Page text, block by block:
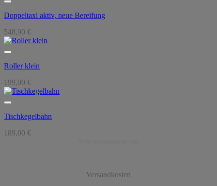
Doppeltaxi aktiv, neue Bereifung
548,90 €
Roller klein
199,00 €
Tischkegelbahn
189,00 €
Versandkosten